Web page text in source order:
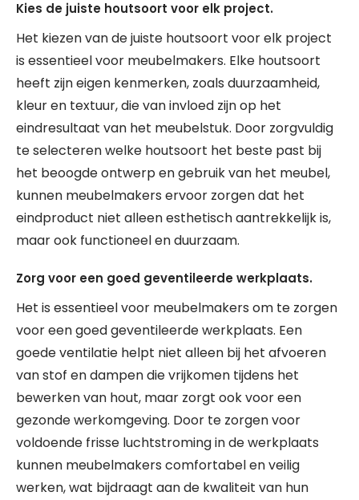
Kies de juiste houtsoort voor elk project.
Het kiezen van de juiste houtsoort voor elk project
is essentieel voor meubelmakers. Elke houtsoort
heeft zijn eigen kenmerken, zoals duurzaamheid,
kleur en textuur, die van invloed zijn op het
eindresultaat van het meubelstuk. Door zorgvuldig
te selecteren welke houtsoort het beste past bij
het beoogde ontwerp en gebruik van het meubel,
kunnen meubelmakers ervoor zorgen dat het
eindproduct niet alleen esthetisch aantrekkelijk is,
maar ook functioneel en duurzaam.
Zorg voor een goed geventileerde werkplaats.
Het is essentieel voor meubelmakers om te zorgen
voor een goed geventileerde werkplaats. Een
goede ventilatie helpt niet alleen bij het afvoeren
van stof en dampen die vrijkomen tijdens het
bewerken van hout, maar zorgt ook voor een
gezonde werkomgeving. Door te zorgen voor
voldoende frisse luchtstroming in de werkplaats
kunnen meubelmakers comfortabel en veilig
werken, wat bijdraagt aan de kwaliteit van hun